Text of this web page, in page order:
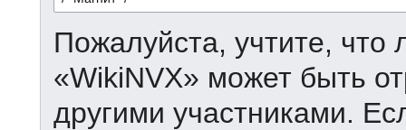
Пожалуйста, учтите,
«WikiNVX» может быть
другими участниками.